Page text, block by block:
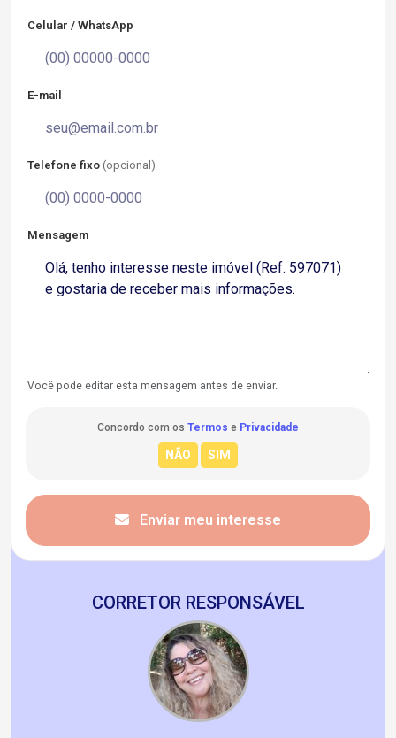
Celular / WhatsApp
E-mail
Telefone fixo (opcional)
Mensagem
Você pode editar esta mensagem antes de enviar.
Concordo com os Termos e Privacidade
Enviar meu interesse
CORRETOR RESPONSÁVEL